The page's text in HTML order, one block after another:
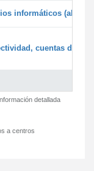
informáticos
cuentas de
detallada
a centros